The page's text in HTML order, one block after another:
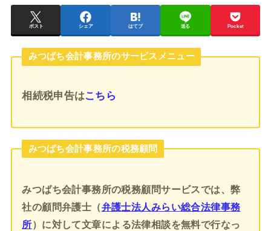
ポスト シェア はてブ 送る Pocket
みつばち会計事務所のサービスメニュー
相続税申告はこちら
みつばち会計事務所の税務顧問
みつばち会計事務所の税務顧問サービスでは、弊
社の顧問弁護士（弁護士法人みらい総合法律事務
所）に対して文章による法律相談を無料で行なっ